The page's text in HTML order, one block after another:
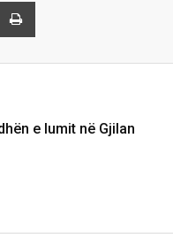
Share
e lumit në Gjilan